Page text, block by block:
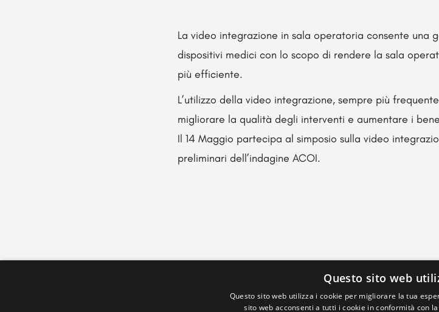
La video integrazione in sala operatoria consente una
dispositivi medici con lo scopo di rendere la sala
più efficiente.
L’utilizzo della video integrazione, sempre più
migliorare la qualità degli interventi e aumentare i
Il 14 Maggio partecipa al simposio sulla video
preliminari dell’indagine ACOI.
Questo sito web
Questo sito web utilizza i cookie per migliorare la tua
sito web acconsenti a tutti i cookie in conformità con